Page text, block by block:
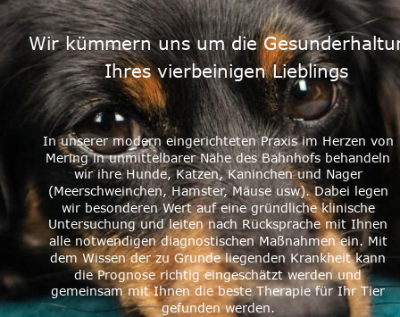
In unserer modern eingerichteten Praxis im Herzen von
Mering in unmittelbarer Nähe des Bahnhofs behandeln
wir ihre Hunde, Katzen, Kaninchen und Nager
(Meerschweinchen, Hamster, Mäuse usw). Dabei legen
wir besonderen Wert auf eine gründliche klinische
Untersuchung und leiten nach Rücksprache mit Ihnen
alle notwendigen diagnostischen Maßnahmen ein. Mit
dem Wissen der zu Grunde liegenden Krankheit kann
die Prognose richtig eingeschätzt werden und
gemeinsam mit Ihnen die beste Therapie für Ihr Tier
gefunden werden.
Wir kümmern uns um die
Ihres vierbeinigen Lieblings